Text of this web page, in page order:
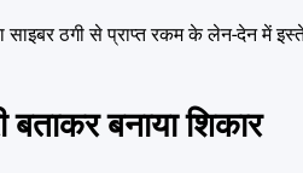
ठगी से प्राप्त रकम के लेन-देन में
बनाया शिकार